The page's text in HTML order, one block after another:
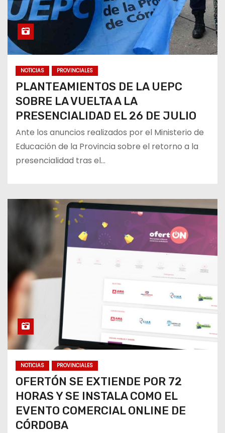
NOTICIAS PROVINCIALES
PLANTEAMIENTOS DE LA UEPC
SOBRE LA VUELTA A LA
PRESENCIALIDAD EL 26 DE JULIO
Ante los anuncios realizados por el Ministerio de
Educación de la Provincia sobre el retorno a la
presencialidad tras el…
NOTICIAS PROVINCIALES
OFERTÓN SE EXTIENDE POR 72
HORAS Y SE INSTALA COMO EL
EVENTO COMERCIAL ONLINE DE
CÓRDOBA